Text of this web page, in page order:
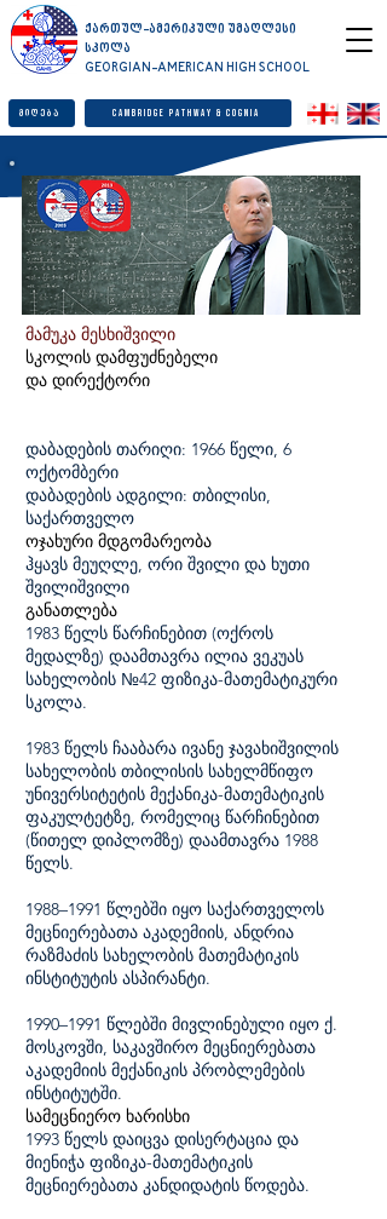
ქართულ-ამერიკული უმაღლესი
სკოლა
GEORGIAN-AMERICAN HIGH SCHOOL
მიღება Cambridge Pathway & Cognia
მამუკა მესხიშვილი
სკოლის დამფუძნებელი
და დირექტორი
დაბადების თარიღი: 1966 წელი, 6
ოქტომბერი
დაბადების ადგილი: თბილისი,
საქართველო
ოჯახური მდგომარეობა
ჰყავს მეუღლე, ორი შვილი და ხუთი
შვილიშვილი
განათლება
1983 წელს წარჩინებით (ოქროს
მედალზე) დაამთავრა ილია ვეკუას
სახელობის №42 ფიზიკა-მათემატიკური
სკოლა.
1983 წელს ჩააბარა ივანე ჯავახიშვილის
სახელობის თბილისის სახელმწიფო
უნივერსიტეტის მექანიკა-მათემატიკის
ფაკულტეტზე, რომელიც წარჩინებით
(წითელ დიპლომზე) დაამთავრა 1988
წელს.
1988–1991 წლებში იყო საქართველოს
მეცნიერებათა აკადემიის, ანდრია
რაზმაძის სახელობის მათემატიკის
ინსტიტუტის ასპირანტი.
1990–1991 წლებში მივლინებული იყო ქ.
მოსკოვში, საკავშირო მეცნიერებათა
აკადემიის მექანიკის პრობლემების
ინსტიტუტში.
სამეცნიერო ხარისხი
1993 წელს დაიცვა დისერტაცია და
მიენიჭა ფიზიკა-მათემატიკის
მეცნიერებათა კანდიდატის წოდება.